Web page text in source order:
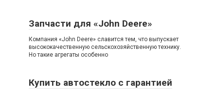
Запчасти для «John Deere»
Компания «John Deere» славится тем, что выпускает
высококачественную сельскохозяйственную технику.
Но такие агрегаты особенно
Купить автостекло с гарантией